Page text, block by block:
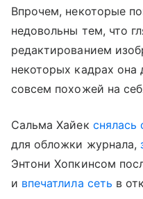
Впрочем, некоторые
недовольны тем, что
редактированием
некоторых кадрах она
совсем похожей на
Сальма Хайек снялась
для обложки журнала,
Энтони Хопкинсом
и впечатлила сеть в